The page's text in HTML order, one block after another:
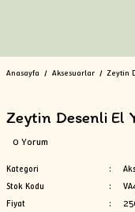
Anasayfa Aksesuarlar Zeytin
Zeytin Desenli El
0 Yorum
Kategori
Stok Kodu
Fiyat